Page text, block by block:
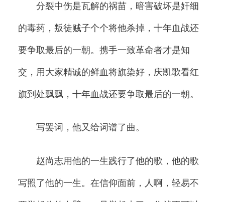
分裂中伤是瓦解的祸苗，暗害破坏是奸细
的毒药，叛徒贼子个个将他杀掉，十年血战还
要争取最后的一朝。携手一致革命者才是知
交，用大家精诚的鲜血将旗染好，庆凯歌看红
旗到处飘飘，十年血战还要争取最后的一朝。
写罢词，他又给词谱了曲。
赵尚志用他的一生践行了他的歌，他的歌
写照了他的一生。在信仰面前，人啊，轻易不